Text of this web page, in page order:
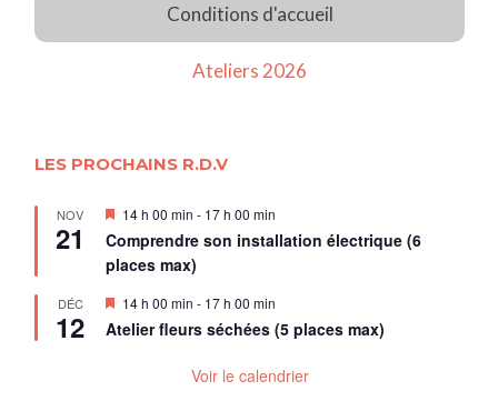
Conditions d'accueil
Ateliers 2026
LES PROCHAINS R.D.V
NOV
21
Mis
avant
14 h 00 min - 17 h 00 min
Comprendre son installation électrique (6
places max)
DÉC
12
Mis
en
avant
14 h 00 min - 17 h 00 min
Atelier fleurs séchées (5 places max)
Voir le calendrier